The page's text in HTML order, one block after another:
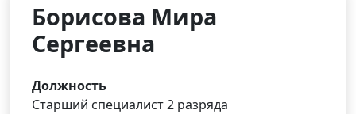
Борисова Мира
Сергеевна
Должность
Старший специалист 2 разряда